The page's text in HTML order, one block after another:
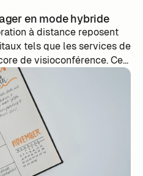
en mode hybride
à distance reposent
tels que les services de
de visioconférence. ‍Ces
les échanges à